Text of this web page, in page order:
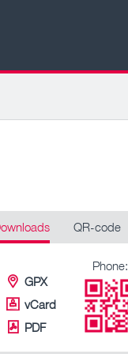
QR-code
GPX
vCard
PDF
Phone: